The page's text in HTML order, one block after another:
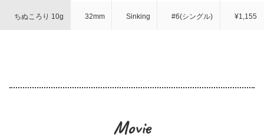
ちぬころり 10g 32mm Sinking #6(シングル) ¥1,155
Movie